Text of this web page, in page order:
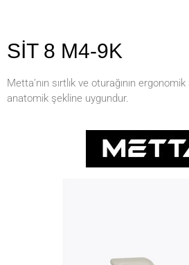
SİT 8 M4-9K
Metta’nın sırtlık ve oturağının
anatomik şekline uygundur.